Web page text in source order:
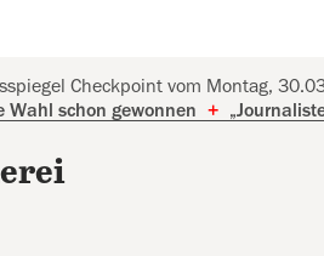
Checkpoint vom Montag,
Wahl schon gewonnen +